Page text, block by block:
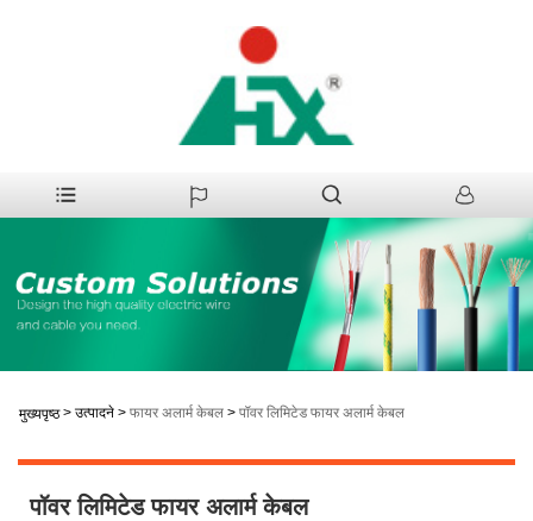
मुख्यपृष्ठ > उत्पादने > फायर अलार्म केबल > पॉवर लिमिटेड फायर अलार्म केबल
पॉवर लिमिटेड फायर अलार्म केबल